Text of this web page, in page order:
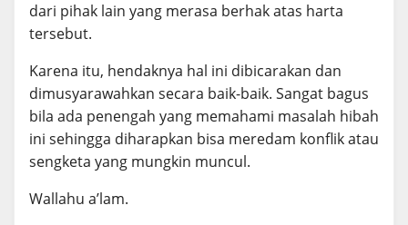
dari pihak lain yang merasa berhak atas harta
tersebut.
Karena itu, hendaknya hal ini dibicarakan dan
dimusyarawahkan secara baik-baik. Sangat bagus
bila ada penengah yang memahami masalah hibah
ini sehingga diharapkan bisa meredam konflik atau
sengketa yang mungkin muncul.
Wallahu a’lam.